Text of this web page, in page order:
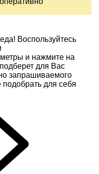
Воспользуйтесь
и нажмите на
для Вас
запрашиваемого
для себя